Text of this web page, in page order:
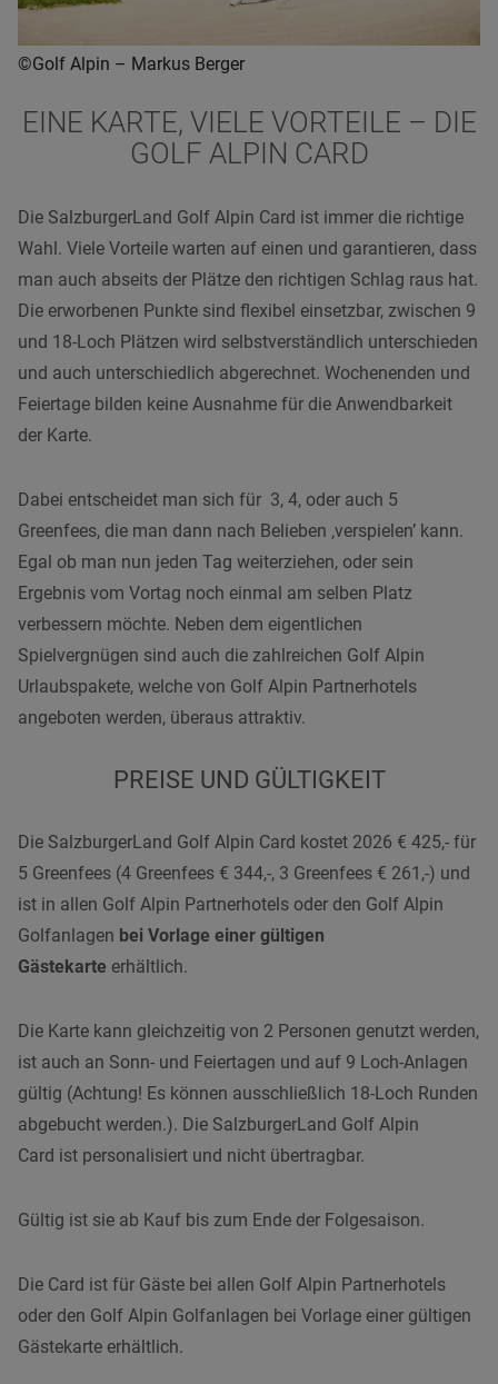
©Golf Alpin – Markus Berger
EINE KARTE, VIELE VORTEILE – DIE
GOLF ALPIN CARD
Die SalzburgerLand Golf Alpin Card ist immer die richtige
Wahl. Viele Vorteile warten auf einen und garantieren, dass
man auch abseits der Plätze den richtigen Schlag raus hat.
Die erworbenen Punkte sind flexibel einsetzbar, zwischen 9
und 18-Loch Plätzen wird selbstverständlich unterschieden
und auch unterschiedlich abgerechnet. Wochenenden und
Feiertage bilden keine Ausnahme für die Anwendbarkeit
der Karte.
Dabei entscheidet man sich für 3, 4, oder auch 5
Greenfees, die man dann nach Belieben ‚verspielen’ kann.
Egal ob man nun jeden Tag weiterziehen, oder sein
Ergebnis vom Vortag noch einmal am selben Platz
verbessern möchte. Neben dem eigentlichen
Spielvergnügen sind auch die zahlreichen Golf Alpin
Urlaubspakete, welche von Golf Alpin Partnerhotels
angeboten werden, überaus attraktiv.
PREISE UND GÜLTIGKEIT
Die SalzburgerLand Golf Alpin Card kostet 2026 € 425,- für
5 Greenfees (4 Greenfees € 344,-, 3 Greenfees € 261,-) und
ist in allen Golf Alpin Partnerhotels oder den Golf Alpin
Golfanlagen bei Vorlage einer gültigen
Gästekarte erhältlich.
Die Karte kann gleichzeitig von 2 Personen genutzt werden,
ist auch an Sonn- und Feiertagen und auf 9 Loch-Anlagen
gültig (Achtung! Es können ausschließlich 18-Loch Runden
abgebucht werden.). Die SalzburgerLand Golf Alpin
Card ist personalisiert und nicht übertragbar.
Gültig ist sie ab Kauf bis zum Ende der Folgesaison.
Die Card ist für Gäste bei allen Golf Alpin Partnerhotels
oder den Golf Alpin Golfanlagen bei Vorlage einer gültigen
Gästekarte erhältlich.